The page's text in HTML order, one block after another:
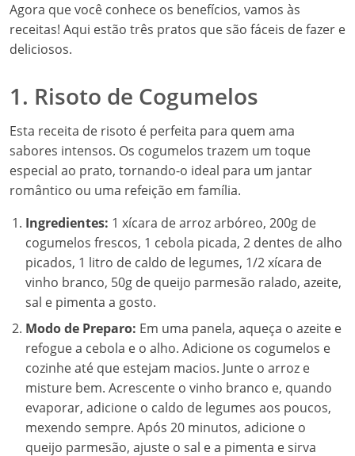
Agora que você conhece os benefícios, vamos às
receitas! Aqui estão três pratos que são fáceis de fazer e
deliciosos.
1. Risoto de Cogumelos
Esta receita de risoto é perfeita para quem ama
sabores intensos. Os cogumelos trazem um toque
especial ao prato, tornando-o ideal para um jantar
romântico ou uma refeição em família.
Ingredientes: 1 xícara de arroz arbóreo, 200g de
cogumelos frescos, 1 cebola picada, 2 dentes de alho
picados, 1 litro de caldo de legumes, 1/2 xícara de
vinho branco, 50g de queijo parmesão ralado, azeite,
sal e pimenta a gosto.
Modo de Preparo: Em uma panela, aqueça o azeite e
refogue a cebola e o alho. Adicione os cogumelos e
cozinhe até que estejam macios. Junte o arroz e
misture bem. Acrescente o vinho branco e, quando
evaporar, adicione o caldo de legumes aos poucos,
mexendo sempre. Após 20 minutos, adicione o
queijo parmesão, ajuste o sal e a pimenta e sirva